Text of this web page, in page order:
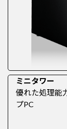
ミニタワー
優れた処理能
プPC